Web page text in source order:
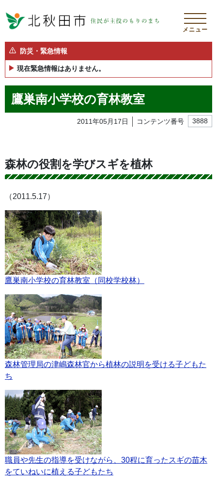
メニュー
防災・緊急情報
現在緊急情報はありません。
鷹巣南小学校の育林教室
2011年05月17日 コンテンツ番号 3888
森林の役割を学びスギを植林
（2011.5.17）
鷹巣南小学校の育林教室（同校学校林）
森林管理局の津嶋森林官から植林の説明を受ける子どもた
ち
職員や先生の指導を受けながら、30程に育ったスギの苗木
をていねいに植える子どもたち